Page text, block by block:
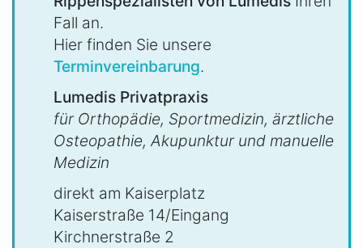
Fall an.
Hier finden Sie unsere
Terminvereinbarung.
Lumedis Privatpraxis
für Orthopädie, Sportmedizin, ärztliche
Osteopathie, Akupunktur und manuelle
Medizin
direkt am Kaiserplatz
Kaiserstraße 14/Eingang
Kirchnerstraße 2